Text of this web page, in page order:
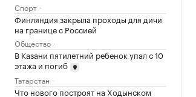
Спорт
Финляндия закрыла проходы для дичи
на границе с Россией
Общество
В Казани пятилетний ребенок упал с 10
этажа и погиб
Татарстан
Что нового построят на Ходынском